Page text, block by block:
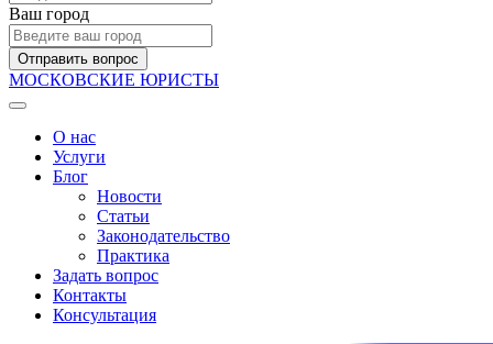
Ваш город
Отправить вопрос
МОСКОВСКИЕ ЮРИСТЫ
О нас
Услуги
Блог
Новости
Статьи
Законодательство
Практика
Задать вопрос
Контакты
Консультация